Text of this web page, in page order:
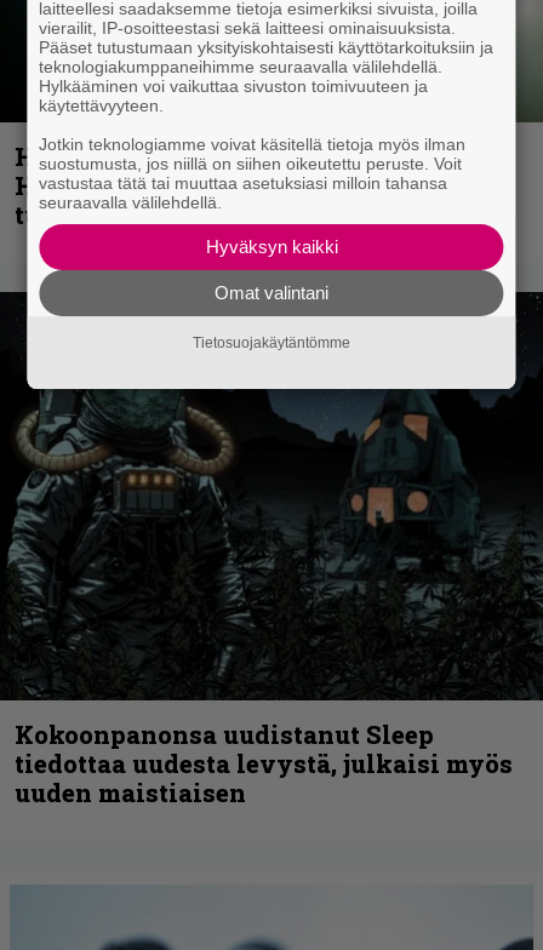
Helloween- ja Gamma Ray -mies Kai
Hansen julkaisi uuden maistiaisen
tulevalta soololevyltä
Kokoonpanonsa uudistanut Sleep
tiedottaa uudesta levystä, julkaisi myös
uuden maistiaisen
laitteellesi saadaksemme tietoja esimerkiksi sivuista, joilla
vierailit, IP-osoitteestasi sekä laitteesi ominaisuuksista.
Pääset tutustumaan yksityiskohtaisesti käyttötarkoituksiin ja
teknologiakumppaneihimme seuraavalla välilehdellä.
Hylkääminen voi vaikuttaa sivuston toimivuuteen ja
käytettävyyteen.
Jotkin teknologiamme voivat käsitellä tietoja myös ilman
suostumusta, jos niillä on siihen oikeutettu peruste. Voit
vastustaa tätä tai muuttaa asetuksiasi milloin tahansa
seuraavalla välilehdellä.
Hyväksyn kaikki
Omat valintani
Tietosuojakäytäntömme